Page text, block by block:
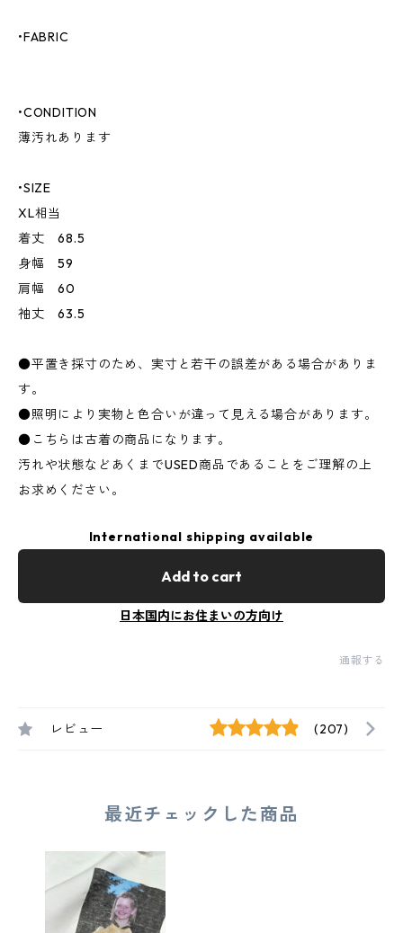
•FABRIC
•CONDITION
薄汚れあります
•SIZE
XL相当
着丈 68.5
身幅 59
肩幅 60
袖丈 63.5
●平置き採寸のため、実寸と若干の誤差がある場合がありま
す。
●照明により実物と色合いが違って見える場合があります。
●こちらは古着の商品になります。
汚れや状態などあくまでUSED商品であることをご理解の上
お求めください。
International shipping available
Add to cart
日本国内にお住まいの方向け
通報する
レビュー (207)
最近チェックした商品